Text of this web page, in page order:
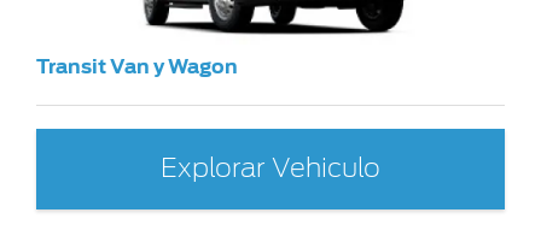
Transit Van y Wagon
Explorar Vehiculo